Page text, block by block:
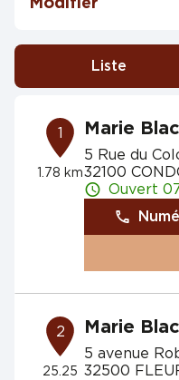
Modifier
Liste
1
1.78 km
Marie
5 Rue du
32100
Ouvert
2
25.25
Marie
5 avenue
32500